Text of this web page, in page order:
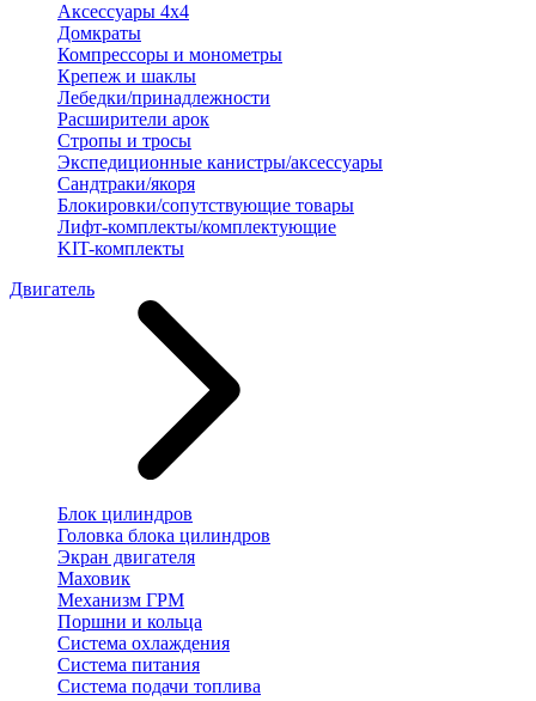
Аксессуары 4х4
Домкраты
Компрессоры и монометры
Крепеж и шаклы
Лебедки/принадлежности
Расширители арок
Стропы и тросы
Экспедиционные канистры/аксессуары
Сандтраки/якоря
Блокировки/сопутствующие товары
Лифт-комплекты/комплектующие
KIT-комплекты
Двигатель
Блок цилиндров
Головка блока цилиндров
Экран двигателя
Маховик
Механизм ГРМ
Поршни и кольца
Система охлаждения
Система питания
Система подачи топлива